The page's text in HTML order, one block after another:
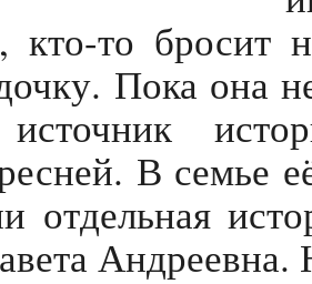
кто-то бросит
Пока она
В семье
отдельная